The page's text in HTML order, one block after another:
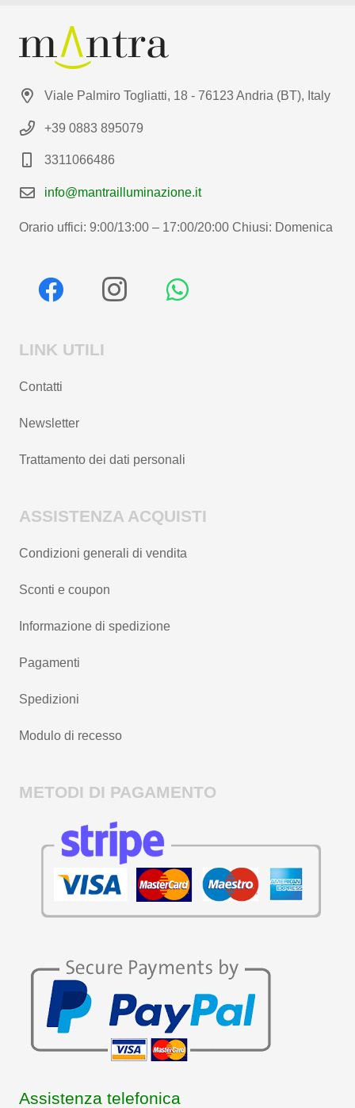
Viale Palmiro Togliatti, 18 - 76123 Andria (BT), Italy
+39 0883 895079
3311066486
info@mantrailluminazione.it
Orario uffici: 9:00/13:00 – 17:00/20:00 Chiusi: Domenica
LINK UTILI
Contatti
Newsletter
Trattamento dei dati personali
ASSISTENZA ACQUISTI
Condizioni generali di vendita
Sconti e coupon
Informazione di spedizione
Pagamenti
Spedizioni
Modulo di recesso
METODI DI PAGAMENTO
Assistenza telefonica